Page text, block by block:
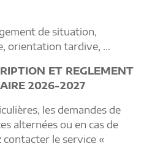
de situation,
orientation tardive, …
ET REGLEMENT
2026-2027
les demandes de
alternées ou en cas de
le service «